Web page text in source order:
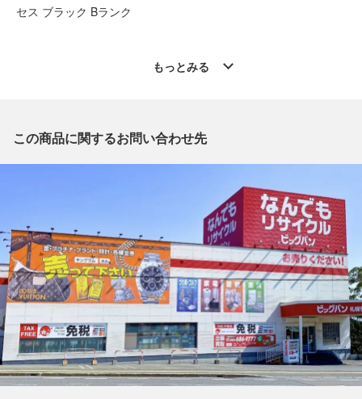
セス ブラック Bランク
※「なんでもリサイクルビッグバン 公式オンラインストアの出
【店舗内商品コード】1009102985436
【メーカー】ITALIYA/イタリヤ
【対象】ミセス
【カラー】ブラック
【肩幅】約40cm
【身幅】約54cm
【袖丈】約58cm
【付属品】なし
【ランク】Bランク
もっとみる
この商品に関するお問い合わせ先